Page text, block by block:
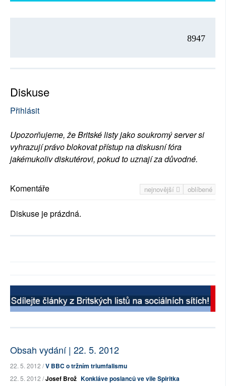
8947
Diskuse
Přihlásit
Upozorňujeme, že Britské listy jako soukromý server si
vyhrazují právo blokovat přístup na diskusní fóra
jakémukoliv diskutérovi, pokud to uznají za důvodné.
nejnovější oblíbené
Komentáře
Diskuse je prázdná.
Obsah vydání | 22. 5. 2012
22. 5. 2012 /V BBC o tržním triumfalismu
22. 5. 2012 /Josef Brož Konkláve poslanců ve vile Spiritka